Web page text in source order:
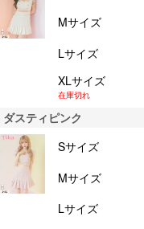
Mサイズ
Lサイズ
XLサイズ
在庫切れ
ダスティピンク
Sサイズ
Mサイズ
Lサイズ